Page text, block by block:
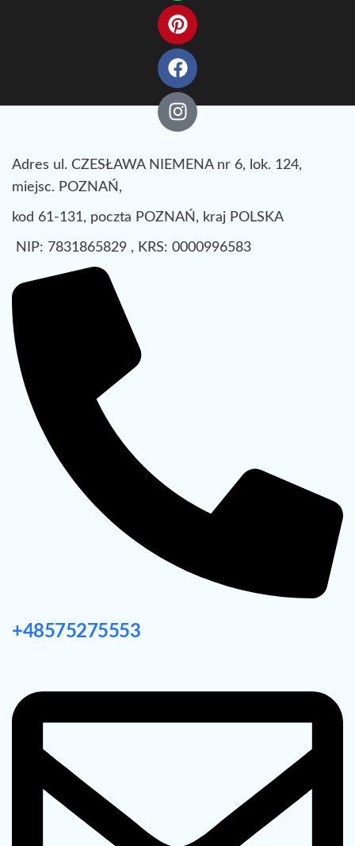
Adres ul. CZESŁAWA NIEMENA nr 6, lok. 124,
miejsc. POZNAŃ,
kod 61-131, poczta POZNAŃ, kraj POLSKA
NIP: 7831865829 , KRS: 0000996583
+48575275553